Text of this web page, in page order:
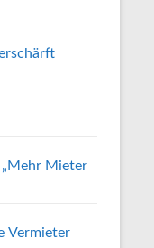
Mieter
Vermieter